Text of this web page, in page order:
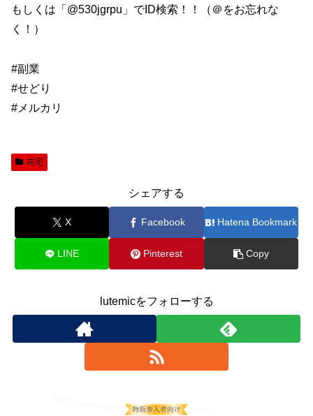
もしくは「@530jgrpu」でID検索！！（＠をお忘れな
く！）
#副業
#せどり
#メルカリ
在宅
シェアする
X Facebook Hatena Bookmark
LINE Pinterest Copy
lutemicをフォローする